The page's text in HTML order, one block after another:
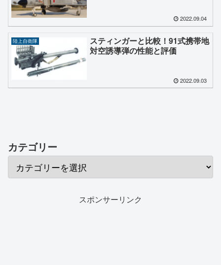
2022.09.04
陸上自衛隊
スティンガーと比較！91式携帯地
対空誘導弾の性能と評価
2022.09.03
カテゴリー
スポンサーリンク